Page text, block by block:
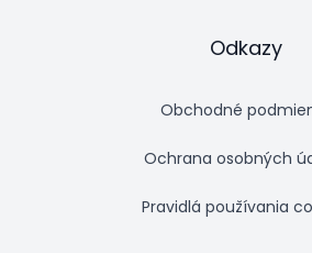
Odkazy
Obchodné
Ochrana osobných
Pravidlá používania